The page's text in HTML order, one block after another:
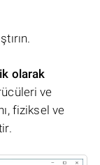
olarak
ve
fiziksel ve